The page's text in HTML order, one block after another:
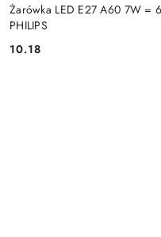
Żarówka LED E27 A60 7W =
PHILIPS
Cena:
10.18